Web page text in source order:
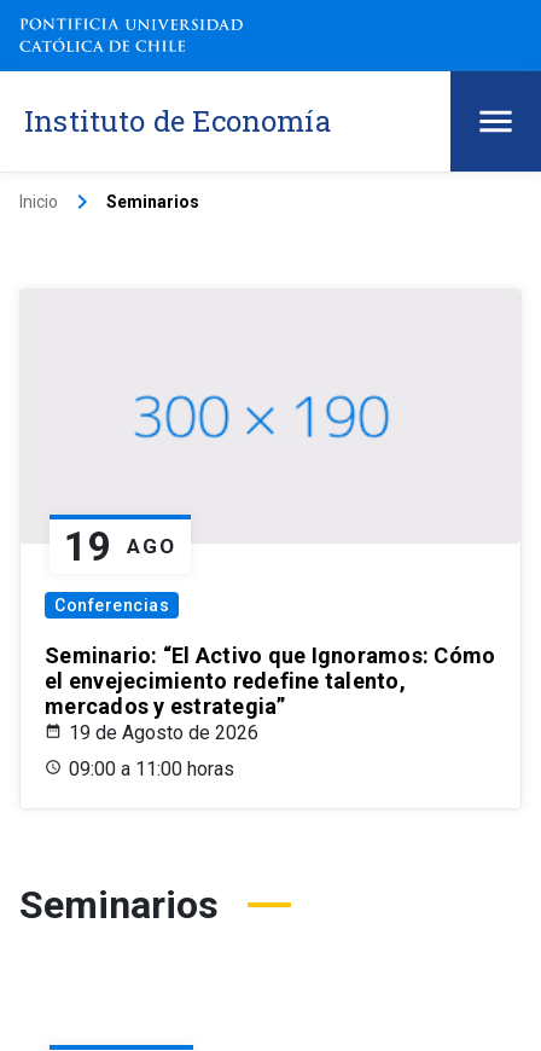
Instituto de Economía
Inicio keyboard_arrow_right Seminarios
19 AGO
Conferencias
Seminario: “El Activo que Ignoramos: Cómo
el envejecimiento redefine talento,
mercados y estrategia”
19 de Agosto de 2026
09:00 a 11:00 horas
Seminarios